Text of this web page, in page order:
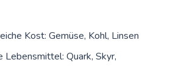
Kost: Gemüse, Kohl, Linsen
Lebensmittel: Quark, Skyr,